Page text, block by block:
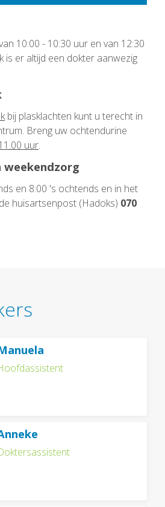
10:00 - 10:30 uur en van 12:30
is er altijd een dokter aanwezig
bij plasklachten kunt u terecht in
Breng uw ochtendurine
uur.
weekendzorg
en 8:00 's ochtends en in het
huisartsenpost (Hadoks) 070